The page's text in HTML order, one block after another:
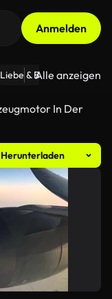
Anmelden
Liebe & Beziehungen
Alle anzeigen
In Der
Herunterladen